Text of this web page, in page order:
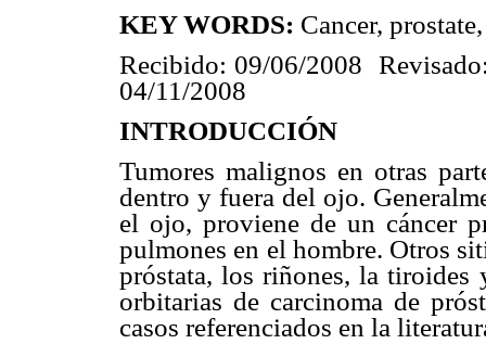
KEY WORDS: Cancer,
Recibido: 09/06/2008
04/11/2008
INTRODUCCIÓN
Tumores malignos en otras
dentro y fuera del ojo.
el ojo, proviene de un cáncer
pulmones en el hombre. Otros
próstata, los riñones, la tiroides
orbitarias de carcinoma de
casos referenciados en la